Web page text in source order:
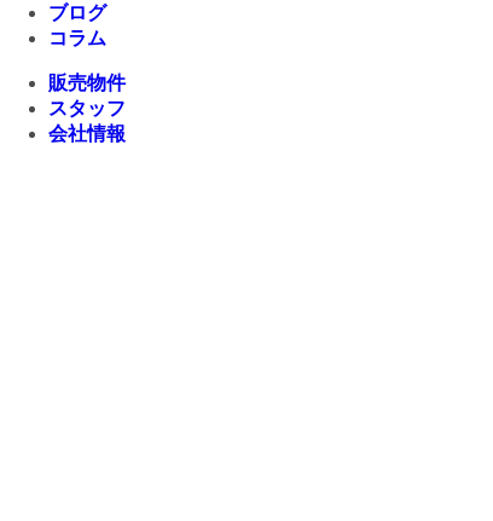
ブログ
コラム
販売物件
スタッフ
会社情報